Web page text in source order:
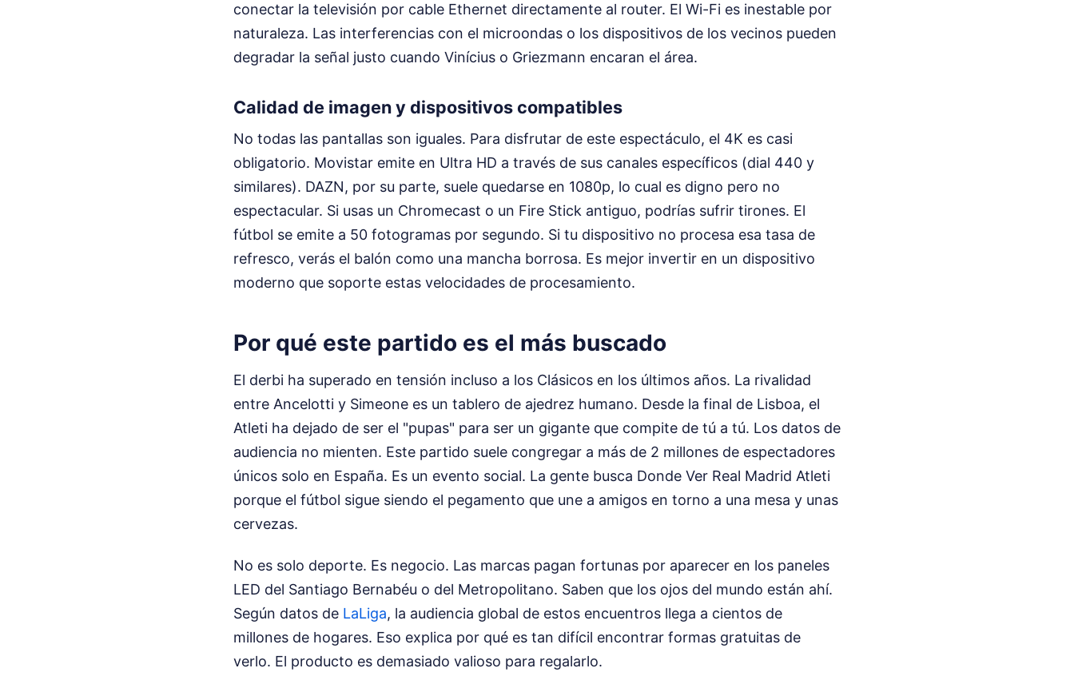
conectar la televisión por cable Ethernet directamente al router. El Wi-Fi es inestable por
naturaleza. Las interferencias con el microondas o los dispositivos de los vecinos pueden
degradar la señal justo cuando Vinícius o Griezmann encaran el área.
Calidad de imagen y dispositivos compatibles
No todas las pantallas son iguales. Para disfrutar de este espectáculo, el 4K es casi
obligatorio. Movistar emite en Ultra HD a través de sus canales específicos (dial 440 y
similares). DAZN, por su parte, suele quedarse en 1080p, lo cual es digno pero no
espectacular. Si usas un Chromecast o un Fire Stick antiguo, podrías sufrir tirones. El
fútbol se emite a 50 fotogramas por segundo. Si tu dispositivo no procesa esa tasa de
refresco, verás el balón como una mancha borrosa. Es mejor invertir en un dispositivo
moderno que soporte estas velocidades de procesamiento.
Por qué este partido es el más buscado
El derbi ha superado en tensión incluso a los Clásicos en los últimos años. La rivalidad
entre Ancelotti y Simeone es un tablero de ajedrez humano. Desde la final de Lisboa, el
Atleti ha dejado de ser el "pupas" para ser un gigante que compite de tú a tú. Los datos de
audiencia no mienten. Este partido suele congregar a más de 2 millones de espectadores
únicos solo en España. Es un evento social. La gente busca Donde Ver Real Madrid Atleti
porque el fútbol sigue siendo el pegamento que une a amigos en torno a una mesa y unas
cervezas.
No es solo deporte. Es negocio. Las marcas pagan fortunas por aparecer en los paneles
LED del Santiago Bernabéu o del Metropolitano. Saben que los ojos del mundo están ahí.
Según datos de LaLiga, la audiencia global de estos encuentros llega a cientos de
millones de hogares. Eso explica por qué es tan difícil encontrar formas gratuitas de
verlo. El producto es demasiado valioso para regalarlo.